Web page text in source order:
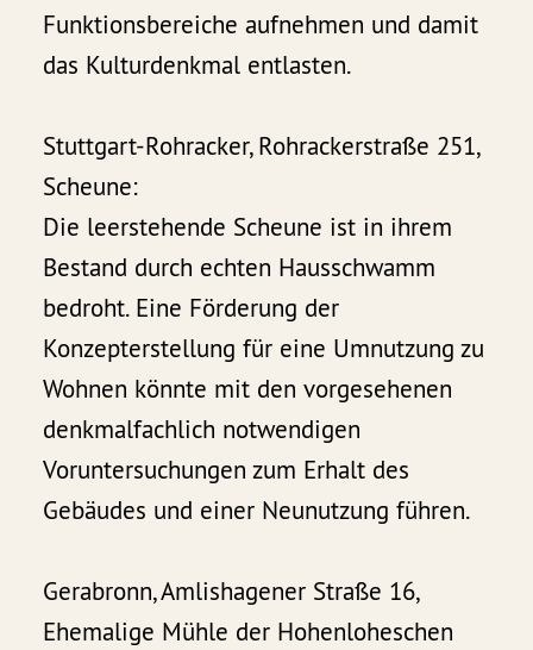
Funktionsbereiche aufnehmen und damit
das Kulturdenkmal entlasten.
Stuttgart-Rohracker, Rohrackerstraße 251,
Scheune:
Die leerstehende Scheune ist in ihrem
Bestand durch echten Hausschwamm
bedroht. Eine Förderung der
Konzepterstellung für eine Umnutzung zu
Wohnen könnte mit den vorgesehenen
denkmalfachlich notwendigen
Voruntersuchungen zum Erhalt des
Gebäudes und einer Neunutzung führen.
Gerabronn, Amlishagener Straße 16,
Ehemalige Mühle der Hohenloheschen